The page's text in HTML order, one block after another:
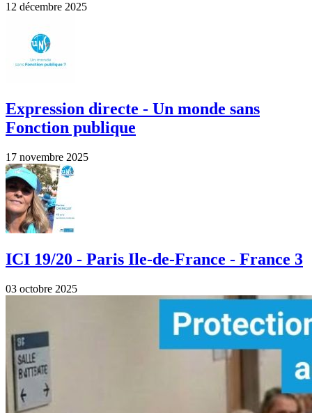
12 décembre 2025
Expression directe - Un monde sans
Fonction publique
17 novembre 2025
ICI 19/20 - Paris Ile-de-France - France 3
03 octobre 2025